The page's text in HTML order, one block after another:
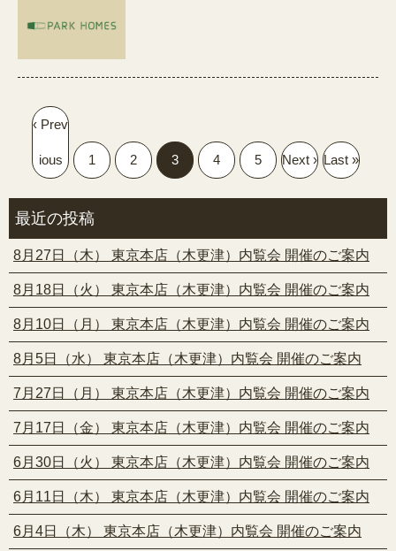
‹ Prev
ious 1 2 3 4 5 Next › Last »
最近の投稿
8月27日（木） 東京本店（木更津）内覧会 開催のご案内
8月18日（火） 東京本店（木更津）内覧会 開催のご案内
8月10日（月） 東京本店（木更津）内覧会 開催のご案内
8月5日（水） 東京本店（木更津）内覧会 開催のご案内
7月27日（月） 東京本店（木更津）内覧会 開催のご案内
7月17日（金） 東京本店（木更津）内覧会 開催のご案内
6月30日（火） 東京本店（木更津）内覧会 開催のご案内
6月11日（木） 東京本店（木更津）内覧会 開催のご案内
6月4日（木） 東京本店（木更津）内覧会 開催のご案内